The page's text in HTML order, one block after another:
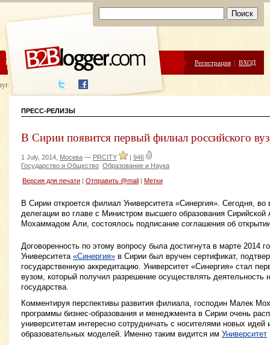
ЦЕНЫ ПОМОЩЬ Регистрация | ВХОД
написания
ПРЕСС-РЕЛИЗЫ
В Сирии появится первый филиал российского
1 July, 2014, Москва — PRCITY | 946
Государство и Общество Образование и Наука
Версия для печати Отправить @mail Метки
В Сирии откроется филиал Университета «Синергия». Сегодня, во
делегации во главе с Министром высшего образования
Мохаммадом Али, состоялось подписание соглашения об
Договоренность по этому вопросу была достигнута в марте 2014
Университета «Синергия» в Сирии был вручен сертификат,
государственную аккредитацию. Университет «Синергия» стал
вузом, который получил разрешение осуществлять деятельность
государства.
Комментируя перспективы развития филиала, господин Малек
программы бизнес-образования и менеджмента в Сирии очень
университетам интересно сотрудничать с носителями новых идей
образовательных моделей. Именно таким видится им Университет